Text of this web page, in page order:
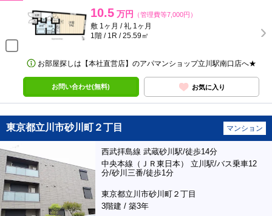
10.5 万円 （管理費等7,000円）
敷 1ヶ月 / 礼 1ヶ月
1階 / 1R / 25.59㎡
お部屋探しは【本社直営店】のアパマンショップ立川駅南口店へ★
お問い合わせ(無料) お気に入り
東京都立川市砂川町２丁目 マンション
西武拝島線 武蔵砂川駅/徒歩14分
中央本線（ＪＲ東日本） 立川駅/バス乗車12
分/砂川三番/徒歩1分
東京都立川市砂川町２丁目
3階建 / 築3年